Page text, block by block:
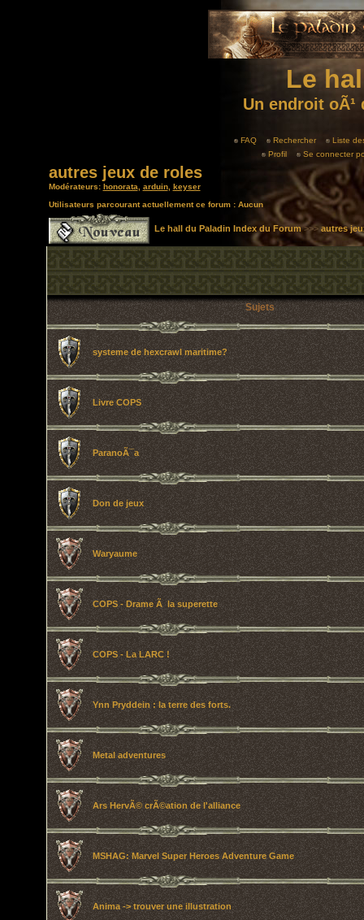
Le
Un endroit
FAQ Rechercher
Liste
Profil
Se connecter
autres jeux de roles
Modérateurs: honorata arduin, keyser
Utilisateurs parcourant actuellement ce forum : Aucun
Le hall du Paladin Index du Forum>>> autres
Sujets
systeme de hexcrawl maritime?
Livre COPS
ParanoÃ¯a
Don de jeux
Waryaume
COPS - Drame Ã la superette
COPS - La LARC !
Ynn Pryddein : la terre des forts.
Metal adventures
Ars HervÃ© crÃ©ation de l'alliance
MSHAG: Marvel Super Heroes Adventure Game
Anima -> trouver une illustration